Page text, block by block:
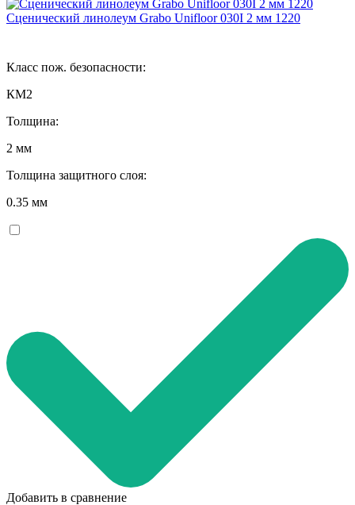
Сценический линолеум Grabo Unifloor 030I 2 мм 1220
Класс пож. безопасности:
КМ2
Толщина:
2 мм
Толщина защитного слоя:
0.35 мм
Добавить в сравнение